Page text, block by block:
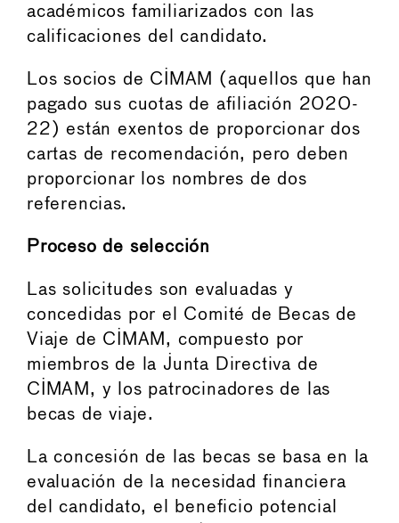
académicos familiarizados con las
calificaciones del candidato.
Los socios de CIMAM (aquellos que han
pagado sus cuotas de afiliación 2020-
22) están exentos de proporcionar dos
cartas de recomendación, pero deben
proporcionar los nombres de dos
referencias.
Proceso de selección
Las solicitudes son evaluadas y
concedidas por el Comité de Becas de
Viaje de CIMAM, compuesto por
miembros de la Junta Directiva de
CIMAM, y los patrocinadores de las
becas de viaje.
La concesión de las becas se basa en la
evaluación de la necesidad financiera
del candidato, el beneficio potencial